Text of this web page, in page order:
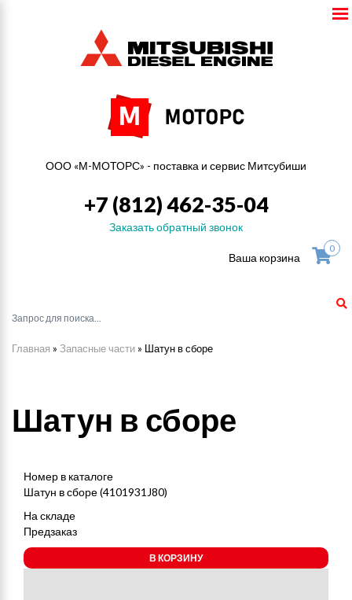
ООО «М-МОТОРС» - поставка и сервис Митсубиши
+7 (812) 462-35-04
Заказать обратный звонок
Ваша корзина
0
Главная » Запасные части » Шатун в сборе
Шатун в сборе
Номер в каталоге
Шатун в сборе (4101931J80)
На складе
Предзаказ
В КОРЗИНУ